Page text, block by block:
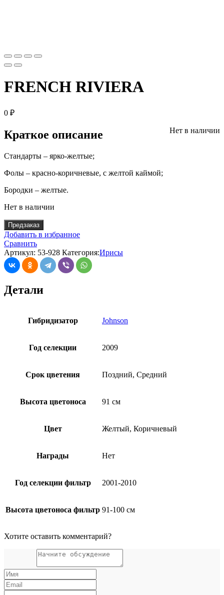
FRENCH RIVIERA
0 ₽
Нет в наличии
Краткое описание
Стандарты – ярко-желтые;
Фолы – красно-коричневые, с желтой каймой;
Бородки – желтые.
Нет в наличии
Предзаказ
Добавить в избранное
Сравнить
Артикул: 53-928 Категория:Ирисы
Детали
Гибридизатор Johnson
Год селекции 2009
Срок цветения Поздний, Средний
Высота цветоноса 91 см
Цвет Желтый, Коричневый
Награды Нет
Год селекции фильтр 2001-2010
Высота цветоноса фильтр 91-100 см
Хотите оставить комментарий?